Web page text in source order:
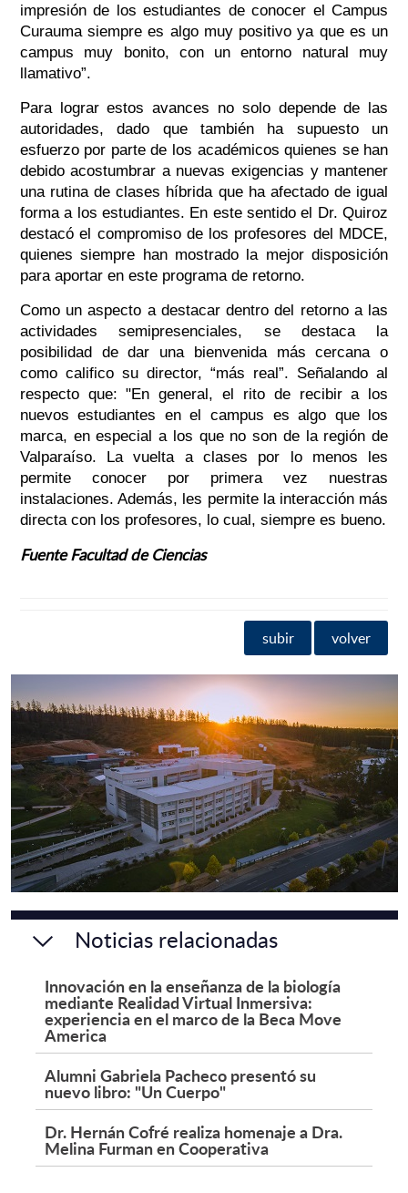
impresión de los estudiantes de conocer el Campus
Curauma siempre es algo muy positivo ya que es un
campus muy bonito, con un entorno natural muy
llamativo”.
Para lograr estos avances no solo depende de las
autoridades, dado que también ha supuesto un
esfuerzo por parte de los académicos quienes se han
debido acostumbrar a nuevas exigencias y mantener
una rutina de clases híbrida que ha afectado de igual
forma a los estudiantes. En este sentido el Dr. Quiroz
destacó el compromiso de los profesores del MDCE,
quienes siempre han mostrado la mejor disposición
para aportar en este programa de retorno.
Como un aspecto a destacar dentro del retorno a las
actividades semipresenciales, se destaca la
posibilidad de dar una bienvenida más cercana o
como califico su director, “más real”. Señalando al
respecto que: "En general, el rito de recibir a los
nuevos estudiantes en el campus es algo que los
marca, en especial a los que no son de la región de
Valparaíso. La vuelta a clases por lo menos les
permite conocer por primera vez nuestras
instalaciones. Además, les permite la interacción más
directa con los profesores, lo cual, siempre es bueno.
Fuente Facultad de Ciencias
subir volver
Noticias relacionadas
Innovación en la enseñanza de la biología
mediante Realidad Virtual Inmersiva:
experiencia en el marco de la Beca Move
America
Alumni Gabriela Pacheco presentó su
nuevo libro: "Un Cuerpo"
Dr. Hernán Cofré realiza homenaje a Dra.
Melina Furman en Cooperativa